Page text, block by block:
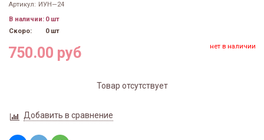
Артикул: ИУН—24
В наличии: 0 шт
Скоро:
0 шт
750.00 руб нет в наличии
Товар отсутствует
Добавить в сравнение